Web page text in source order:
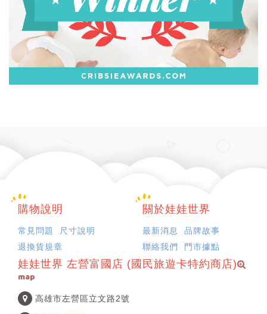
購物說明
常見問題
尺寸說明
退換貨規章
關於娃娃世界
最新消息
品牌故事
聯絡我們
門市據點
娃娃世界 左營富國店 (國民旅遊卡特約商店)
map
高雄市左營區立文路2號